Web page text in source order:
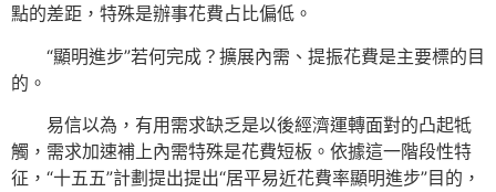
點的差距，特殊是辦事花費占比偏低。
“顯明進步”若何完成？擴展內需、提振花費是主要標的目
的。
易信以為，有用需求缺乏是以後經濟運轉面對的凸起牴
觸，需求加速補上內需特殊是花費短板。依據這一階段性特
征，“十五五”計劃提出提出“居平易近花費率顯明進步”目的，